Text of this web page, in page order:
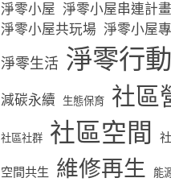
淨零小屋 淨零小屋串連計畫
淨零小屋共玩場 淨零小屋
淨零生活 淨零行動
減碳永續 生態保育 社區
社區社群 社區空間
空間共生 維修再生 能